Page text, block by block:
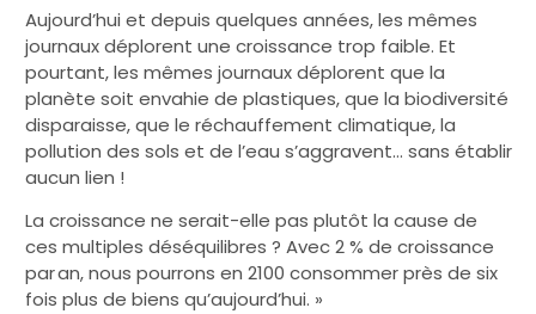
Aujourd’hui et depuis quelques années, les mêmes
journaux déplorent une croissance trop faible. Et
pourtant, les mêmes journaux déplorent que la
planète soit envahie de plastiques, que la biodiversité
disparaisse, que le réchauffement climatique, la
pollution des sols et de l’eau s’aggravent… sans établir
aucun lien !
La croissance ne serait-elle pas plutôt la cause de
ces multiples déséquilibres ? Avec 2 % de croissance
par an, nous pourrons en 2100 consommer près de six
fois plus de biens qu’aujourd’hui. »